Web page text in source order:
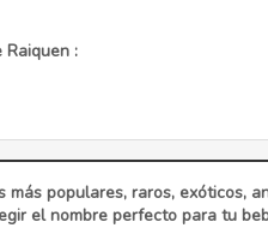
:
populares, raros, exóticos,
el nombre perfecto para tu